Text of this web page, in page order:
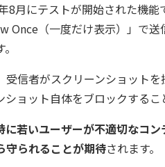
8月にテストが開始された機
Once（一度だけ表示）」で
受信者がスクリーンショット
ショット自体をブロックする
に若いユーザーが不適切なコ
守られることが期待されます。